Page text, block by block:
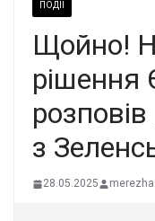
ПОДІЇ
Щoйно!
рiшення
розповів
з
28.05.2025